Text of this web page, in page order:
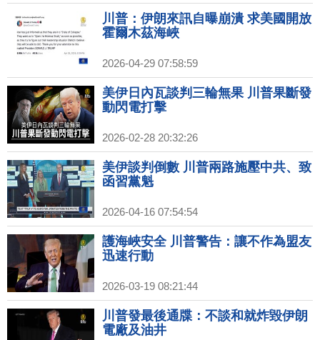
川普：伊朗來訊自曝崩潰 求美國開放
霍爾木茲海峽
2026-04-29 07:58:59
美伊日內瓦談判三輪無果 川普果斷發
動閃電打擊
2026-02-28 20:32:26
美伊談判倒數 川普兩路施壓中共、致
函習黨魁
2026-04-16 07:54:54
護海峽安全 川普警告：讓不作為盟友
迅速行動
2026-03-19 08:21:44
川普發最後通牒：不談和就炸毀伊朗
電廠及油井